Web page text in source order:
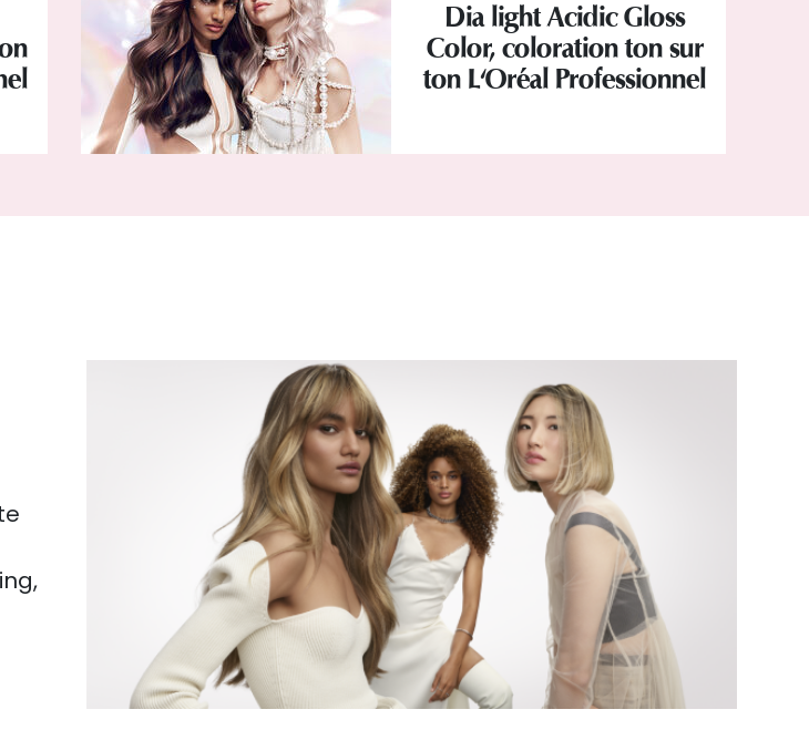
Dia light Acidic Gloss
Color, coloration ton sur
ton L'Oréal Professionnel